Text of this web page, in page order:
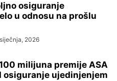
osiguranje
u odnosu na prošlu
2026
milijuna premije ASA
osiguranje ujedinjenjem